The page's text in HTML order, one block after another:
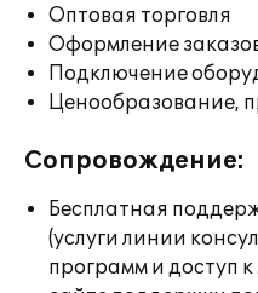
Оптовая торговля
Оформление
Подключение
Ценообразование,
Сопровождение:
Бесплатная
(услуги линии
программ и доступ